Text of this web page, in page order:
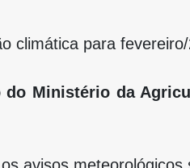
climática para
do Ministério da